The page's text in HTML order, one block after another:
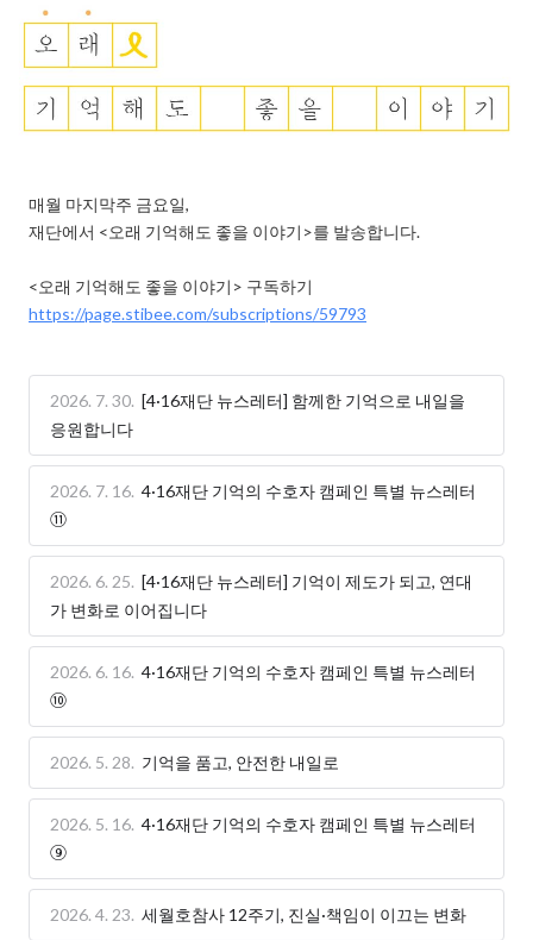
매월 마지막주 금요일,
재단에서 <오래 기억해도 좋을 이야기>를 발송합니다.
https://page.stibee.com/subscriptions/59793
2026. 7. 30. [4·16재단 뉴스레터] 함께한 기억으로 내일을
응원합니다
2026. 7. 16. 4·16재단 기억의 수호자 캠페인 특별 뉴스레터
⑪
2026. 6. 25. [4·16재단 뉴스레터] 기억이 제도가 되고, 연대
가 변화로 이어집니다
2026. 6. 16. 4·16재단 기억의 수호자 캠페인 특별 뉴스레터
⑩
2026. 5. 28. 기억을 품고, 안전한 내일로
2026. 5. 16. 4·16재단 기억의 수호자 캠페인 특별 뉴스레터
⑨
2026. 4. 23. 세월호참사 12주기, 진실·책임이 이끄는 변화